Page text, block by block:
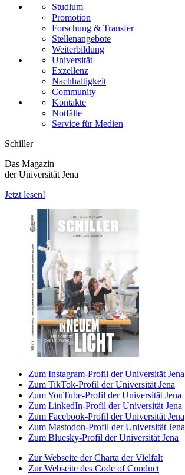
Studium
Promotion
Forschung & Transfer
Stellenangebote
Weiterbildung
Universität
Exzellenz
Nachhaltigkeit
Community
Kontakte
Notfälle
Service für Medien
Schiller
Das Magazin
der Universität Jena
Jetzt lesen!
Zum Instagram-Profil der Universität Jena
Zum TikTok-Profil der Universität Jena
Zum YouTube-Profil der Universität Jena
Zum LinkedIn-Profil der Universität Jena
Zum Facebook-Profil der Universität Jena
Zum Mastodon-Profil der Universität Jena
Zum Bluesky-Profil der Universität Jena
Zur Webseite der Charta der Vielfalt
Zur Webseite des Code of Conduct